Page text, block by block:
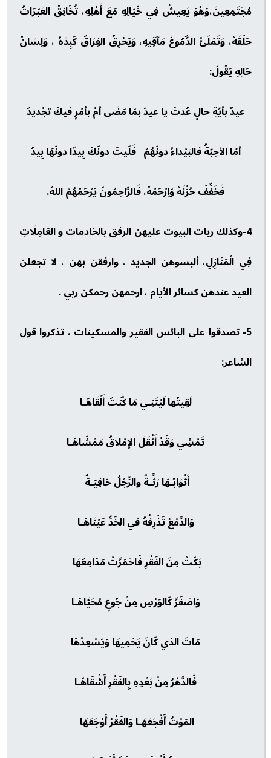
مُجْتَمِعِينَ،وَهُوَ يَعِيشُ فِي خَيَالِهِ مَعَ أَهْلِهِ، تُخَانِقُ العَبَرَاتُ
حَلْقَهُ، وَتَمْلَئُ الدُّمُوعُ مَآقِيهِ، وَيَحْرِقُ الفِرَاقُ كَبِدَهُ ، وَلِسَانُ
حَالِهِ يَقُولُ:
عيدٌ بأيّةِ حالٍ عُدتَ يا عيدُ بمَا مَضَى أمْ بأمْرٍ فيكَ تجْديدُ
أمّا الأحِبّةُ فالبَيْداءُ دونَهُمُ فَلَيتَ دونَكَ بِيدًا دونَهَا بِيدُ
فَخَفِّفْ حُزْنَهُ وَاِرْحَمْهُ، فَالرَّاحِمُونَ يَرْحَمُهُمْ اللهُ.
4-وكذلك ربات البيوت عليهن الرفق بالخادمات و العَامِلَاتِ
فِي الْمَنَازِلِ، ألبسوهن الجديد ، وارفقن بهن ، لا تجعلن
العيد عندهن كسائر الأيام ، ارحمهن رحمكن ربي .
5- تصدقوا على البائس الفقير والمسكينات ، تذكروا قول
الشاعر:
لَقِيتُها لَيْتَنِـي مَا كُنْتُ أَلْقَاهَـا
تَمْشِي وَقَدْ أَثْقَلَ الإمْلاقُ مَمْشَاهَـا
أَثْوَابُـهَا رَثَّـةٌ والرِّجْلُ حَافِيَـةٌ
وَالدَّمْعُ تَذْرِفُهُ في الخَدِّ عَيْنَاهَـا
بَكَتْ مِنَ الفَقْرِ فَاحْمَرَّتْ مَدَامِعُهَا
وَاصْفَرَّ كَالوَرْسِ مِنْ جُوعٍ مُحَيَّاهَـا
مَاتَ الذي كَانَ يَحْمِيهَا وَيُسْعِدُهَا
فَالدَّهْرُ مِنْ بَعْدِهِ بِالفَقْرِ أَشْقَاهَـا
المَوْتُ أَفْجَعَهَـا وَالفَقْرُ أَوْجَعَهَا